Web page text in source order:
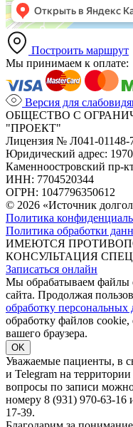
Построить маршрут
Мы принимаем к оплате:
Версия для
ОБЩЕСТВО С
"ПРОЕКТ"
Лицензия № Л041-01148-
Юридический адрес:
Каменноостровский пр-
ИНН: 7704520344
ОГРН: 1047796350612
© 2026 «Источник
Политика
Политика обработки
ИМЕЮТСЯ
КОНСУЛЬТАЦИЯ
Записаться онлайн
Мы обрабатываем файлы
сайта. Продолжая
обработку персональных
обработку файлов
вашего браузера.
OK
Уважаемые пациенты, в
и Telegram на
вопросы по записи
номеру 8 (931) 970-63-16
17-39.